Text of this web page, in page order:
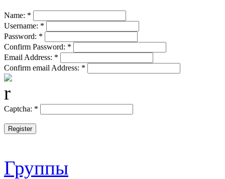
Name: *
Username: *
Password: *
Confirm Password: *
Email Address: *
Confirm email Address: *
Captcha: *
Register
Группы